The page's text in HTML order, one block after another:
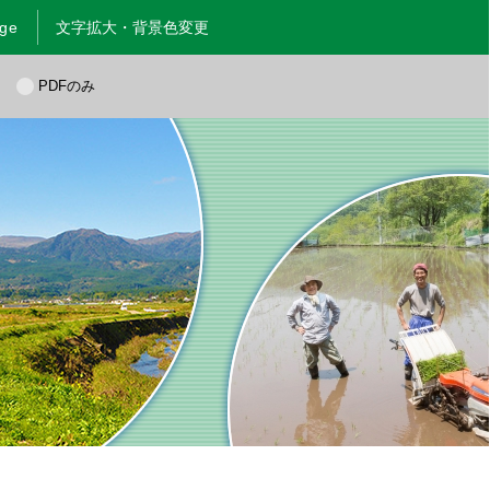
文字拡大・背景色変更
PDFのみ